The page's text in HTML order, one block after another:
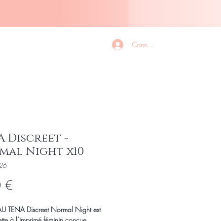
Connexion
Discreet -
Night x10
€
TENA Discreet Normal Night est